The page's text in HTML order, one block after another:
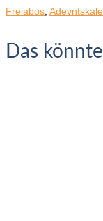
Freiabos
Das